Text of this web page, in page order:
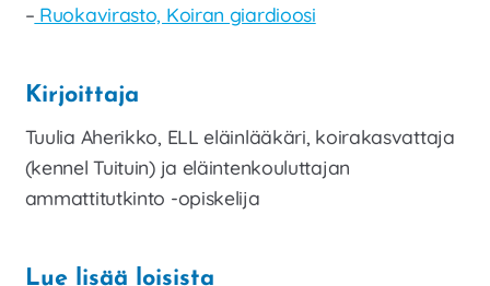
– Ruokavirasto, Koiran giardioosi
Kirjoittaja
Tuulia Aherikko, ELL eläinlääkäri, koirakasvattaja
(kennel Tuituin) ja eläintenkouluttajan
ammattitutkinto -opiskelija
Lue lisää loisista